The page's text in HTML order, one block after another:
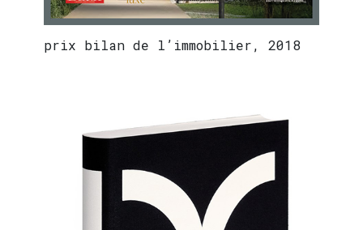
prix bilan de l’immobilier, 2018